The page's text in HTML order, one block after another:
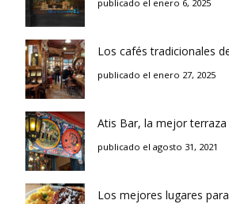
publicado el enero 6, 2025
Los cafés tradicionales
publicado el enero 27, 2025
Atis Bar, la mejor
publicado el agosto 31, 2021
Los mejores lugares